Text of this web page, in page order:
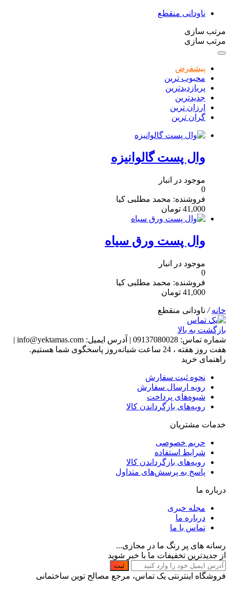
ناودانی منقطع
مرتب سازی
مرتب سازی
پیشفرض
محبوب ترین
پربازدیدترین
جدیدترین
ارزان ترین
گران ترین
وال پست گالوانیزه
موجود در انبار
0
فروشنده: محمد مطلبی کیا
41,000 تومان
وال پست ورق سیاه
موجود در انبار
0
فروشنده: محمد مطلبی کیا
41,000 تومان
خانه/ ناودانی منقطع
بازگشت به بالا
شماره تماس: 09137080028
| آدرس ایمیل: info@yektamas.com
|
هفت روز هفته ، 24 ساعت شبانه‌روز پاسخگوی شما هستیم.
راهنمای خرید
نحوه ثبت سفارش
رویه ارسال سفارش
شیوه‌های پرداخت
رویه‌های بازگرداندن کالا
خدمات مشتریان
حریم خصوصی
شرایط استفاده
رویه‌های بازگرداندن کالا
پاسخ به پرسش‌های متداول
درباره ما
مجله خبری
درباره ما
تماس با ما
رسانه های پر رنگ ما در مجازی...
از جدیدترین تخفیفات ما با خبر شوید
ثبت
فروشگاه اینترنتی یک تماس، مرجع مصالح توین ساختمانی